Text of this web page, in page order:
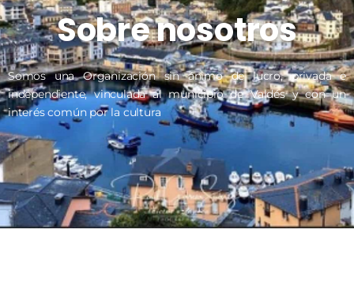
Sobre nosotros
Somos una Organización sin ánimo de lucro, privada e
independiente, vinculada al municipio de Valdés y con un
interés común por la cultura